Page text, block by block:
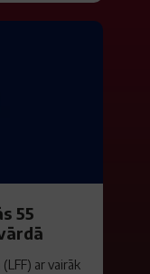
55
ar vairāk